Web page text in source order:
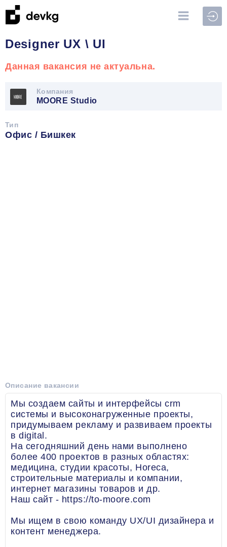
Designer UX \ UI
Данная вакансия не актуальна.
Компания
MOORE Studio
Тип
Офис / Бишкек
Описание вакансии
Мы создаем сайты и интерфейсы crm
системы и высоконагруженные проекты,
придумываем рекламу и развиваем проекты
в digital.
На сегодняшний день нами выполнено
более 400 проектов в разных областях:
медицина, студии красоты, Horeca,
строительные материалы и компании,
интернет магазины товаров и др.
Наш сайт - https://to-moore.com
Мы ищем в свою команду UX/UI дизайнера и
контент менеджера.